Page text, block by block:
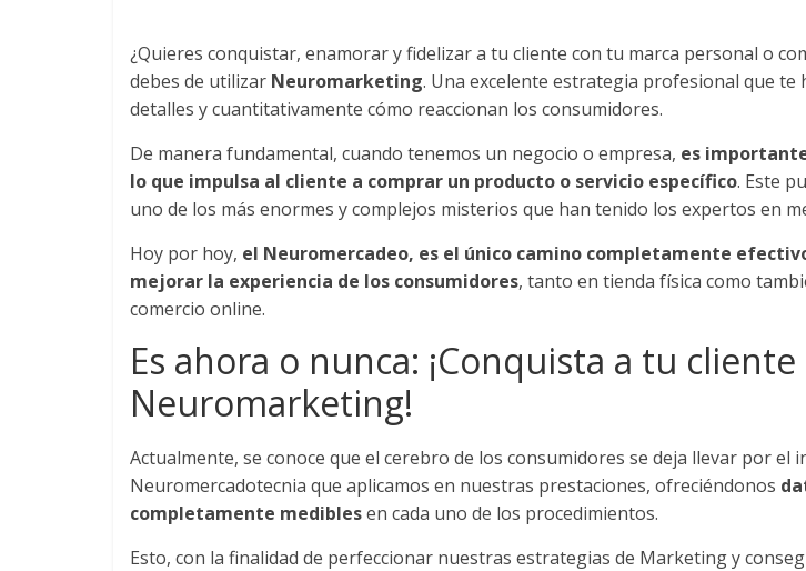
|
Magazine
de
Publicidad
y
Marketing
|
Noticias
de
¿Quieres conquistar, enamorar y fidelizar a tu cliente con tu marca personal o
debes de utilizar Neuromarketing. Una excelente estrategia profesional que te
detalles y cuantitativamente cómo reaccionan los consumidores.
De manera fundamental, cuando tenemos un negocio o empresa, es
lo que impulsa al cliente a comprar un producto o servicio específico. Este
uno de los más enormes y complejos misterios que han tenido los expertos en
Hoy por hoy, el Neuromercadeo, es el único camino completamente
mejorar la experiencia de los consumidores, tanto en tienda física como
comercio online.
Es ahora o nunca: ¡Conquista a tu cliente
Neuromarketing!
Actualmente, se conoce que el cerebro de los consumidores se deja llevar por el
Neuromercadotecnia que aplicamos en nuestras prestaciones, ofreciéndonos
completamente mediblesen cada uno de los procedimientos.
Esto, con la finalidad de perfeccionar nuestras estrategias de Marketing y